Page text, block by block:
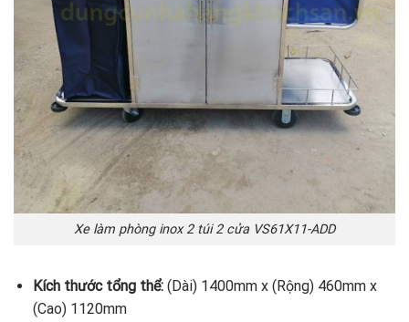
Xe làm phòng inox 2 túi 2 cửa VS61X11-ADD
Kích thước tổng thể:(Dài) 1400mm x (Rộng) 460mm x
(Cao) 1120mm